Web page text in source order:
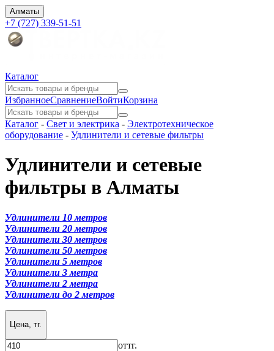
Алматы
+7 (727) 339-51-51
Каталог
ИзбранноеСравнениеВойтиКорзина
Каталог - Свет и электрика - Электротехническое
оборудование - Удлинители и сетевые фильтры
Удлинители и сетевые
фильтры в Алматы
Удлинители 10 метров
Удлинители 20 метров
Удлинители 30 метров
Удлинители 50 метров
Удлинители 5 метров
Удлинители 3 метра
Удлинители 2 метра
Удлинители до 2 метров
Цена, тг.
оттг.